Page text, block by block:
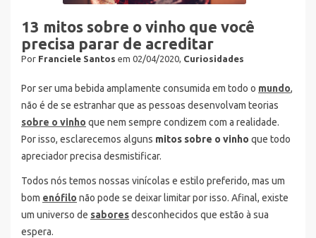
13 mitos sobre o vinho que você
precisa parar de acreditar
Por Franciele Santos em 02/04/2020, Curiosidades
Por ser uma bebida amplamente consumida em todo o mundo,
não é de se estranhar que as pessoas desenvolvam teorias
sobre o vinho que nem sempre condizem com a realidade.
Por isso, esclarecemos alguns mitos sobre o vinho que todo
apreciador precisa desmistificar.
Todos nós temos nossas vinícolas e estilo preferido, mas um
bom enófilo não pode se deixar limitar por isso. Afinal, existe
um universo de saboresdesconhecidos que estão à sua
espera.